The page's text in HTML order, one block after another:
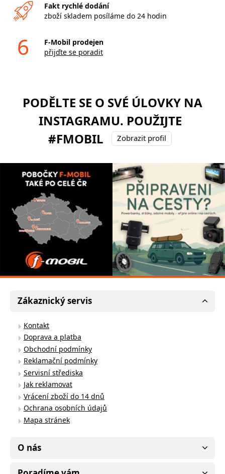
Fakt rychlé dodání
zboží skladem posíláme do 24 hodin
6
F-Mobil prodejen
přijďte se poradit
PODĚLTE SE O SVÉ ÚLOVKY NA
INSTAGRAMU. POUŽIJTE
#FMOBIL
Zobrazit profil
Zákaznický servis
Kontakt
Doprava a platba
Obchodní podmínky
Reklamační podmínky
Servisní střediska
Jak reklamovat
Vrácení zboží do 14 dnů
Ochrana osobních údajů
Mapa stránek
O nás